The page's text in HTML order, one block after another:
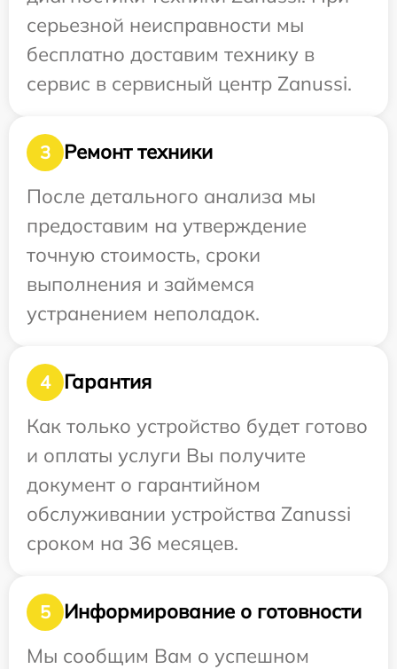
серьезной неисправности мы
бесплатно доставим технику в
сервис в сервисный центр Zanussi.
3
Ремонт техники
После детального анализа мы
предоставим на утверждение
точную стоимость, сроки
выполнения и займемся
устранением неполадок.
4
Гарантия
Как только устройство будет готово
и оплаты услуги Вы получите
документ о гарантийном
обслуживании устройства Zanussi
сроком на 36 месяцев.
5
Информирование о готовности
Мы сообщим Вам о успешном